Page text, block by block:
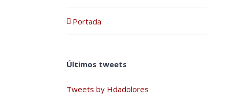
Portada
Últimos tweets
Tweets by Hdadolores